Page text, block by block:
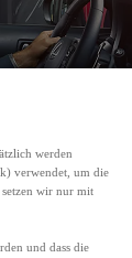
werden
verwendet, um die
setzen wir nur mit
und dass die